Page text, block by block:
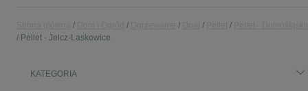
Pellet - Jelcz-Laskowice
KATEGORIA